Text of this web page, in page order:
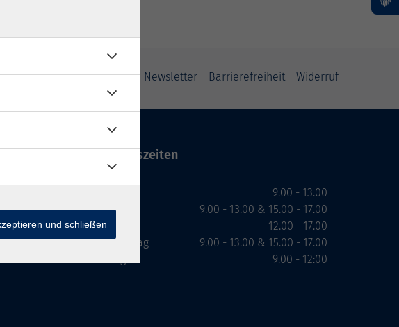
AGB Newsletter Barrierefreiheit Widerruf
Öffnungszeiten
Dienstag
Mittwoch
Donnerstag
9.00 - 13.00
9.00 - 13.00 & 15.00 - 17.00
12.00 - 17.00
9.00 - 13.00 & 15.00 - 17.00
9.00 - 12:00
und schließen